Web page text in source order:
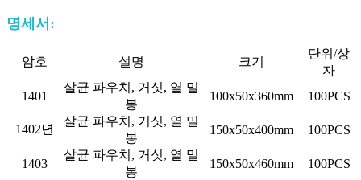
명세서:
암호 설명 크기
단위/상
자
1401
살균 파우치, 거싯, 열 밀
봉
100x50x360mm 100PCS
1402년
살균 파우치, 거싯, 열 밀
봉
150x50x400mm 100PCS
1403
살균 파우치, 거싯, 열 밀
봉
150x50x460mm 100PCS